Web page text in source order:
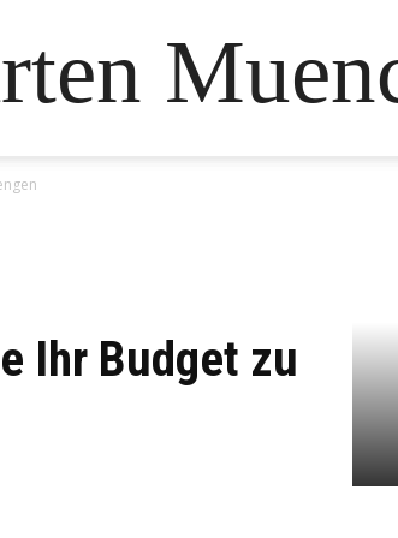
Ihr Budget zu